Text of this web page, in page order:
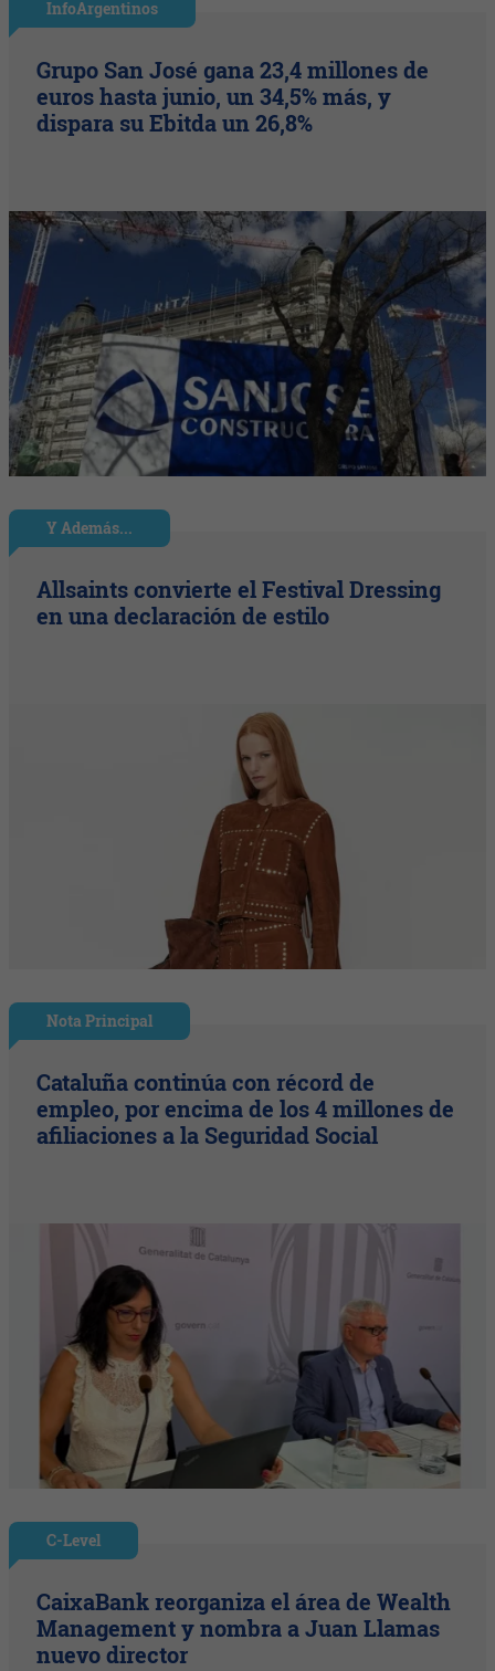
InfoArgentinos
Grupo San José gana 23,4 millones de
euros hasta junio, un 34,5% más, y
dispara su Ebitda un 26,8%
Y Además...
Allsaints convierte el Festival Dressing
en una declaración de estilo
Nota Principal
Cataluña continúa con récord de
empleo, por encima de los 4 millones de
afiliaciones a la Seguridad Social
C-Level
CaixaBank reorganiza el área de Wealth
Management y nombra a Juan Llamas
nuevo director